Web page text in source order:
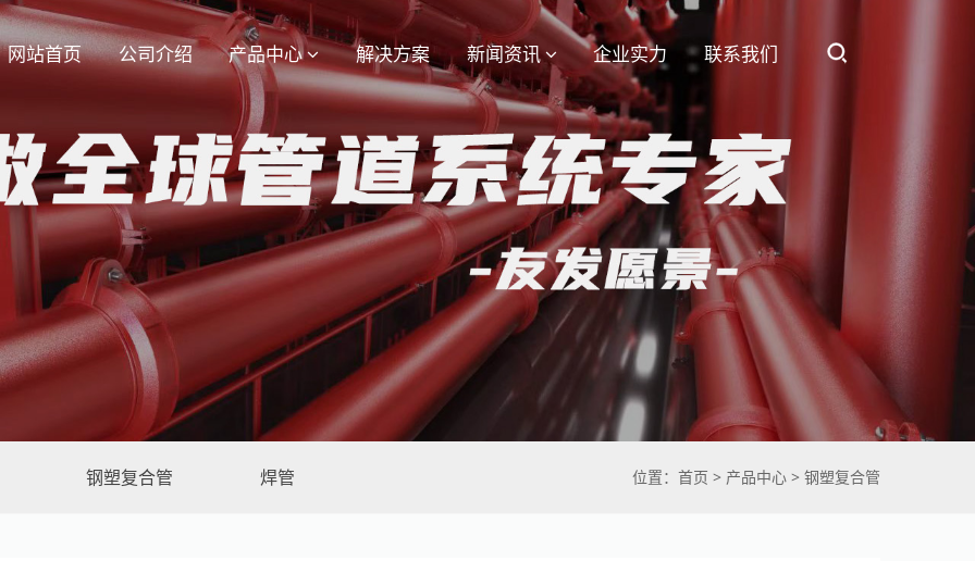
网站首页 公司介绍 产品中心 解决方案 新闻资讯 企业实力 联系我们
钢塑复合管 焊管 位置： 首页 > 产品中心 > 钢塑复合管